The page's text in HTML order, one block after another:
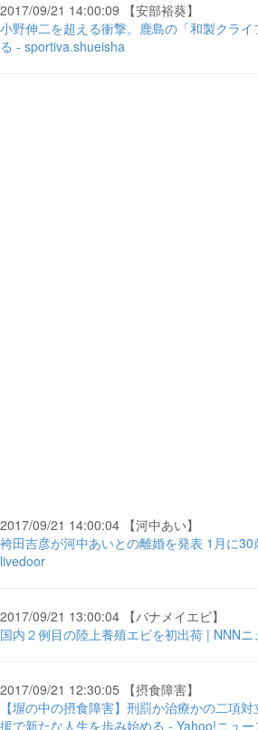
2017/09/21 14:00:09 【安部裕葵】
小野伸二を超える衝撃。鹿島の「和製クラ
る - sportiva.shueisha
2017/09/21 14:00:04 【河中あい】
袴田吉彦が河中あいとの離婚を発表 1月に
livedoor
2017/09/21 13:00:04 【バナメイエビ】
国内２例目の陸上養殖エビを初出荷 | NNN
2017/09/21 12:30:05 【摂食障害】
【塀の中の摂食障害】刑罰か治療かの二項
援で新たな人生を歩み始める - Yahoo!ニュー